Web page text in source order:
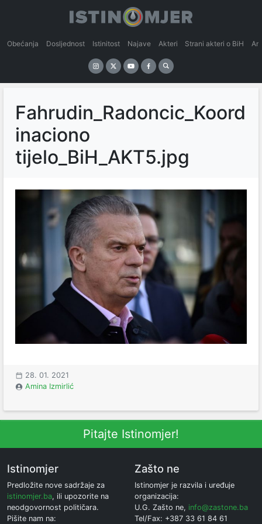
Obećanja Dosljednost Istinitost Najave Akteri Strani akteri o BiH
Fahrudin_Radoncic_Koord
inaciono
tijelo_BiH_AKT5.jpg
28. 01. 2021
Amina Izmirlić
Pitajte Istinomjer!
Istinomjer
Predložite nove sadržaje za
istinomjer.ba, ili upozorite na
neodgovornost političara.
Pišite nam na:
Zašto ne
Istinomjer je razvila i uređuje
organizacija:
U.G. Zašto ne, info@zastone.ba
Tel/Fax: +387 33 61 84 61